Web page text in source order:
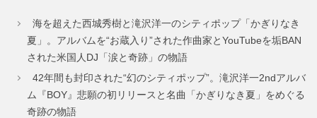
ー
ジ
ー
海を超えた西城秀樹と滝沢洋一のシティポップ「かぎりなき
夏」。アルバムを“お蔵入り”された作曲家とYouTubeを垢BAN
された米国人DJ「涙と奇跡」の物語
42年間も封印された“幻のシティポップ”。滝沢洋一2ndアルバ
ム『BOY』悲願の初リリースと名曲「かぎりなき夏」をめぐる
奇跡の物語